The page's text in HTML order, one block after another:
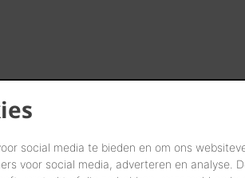
social media te bieden en om ons
voor social media, adverteren en analyse.